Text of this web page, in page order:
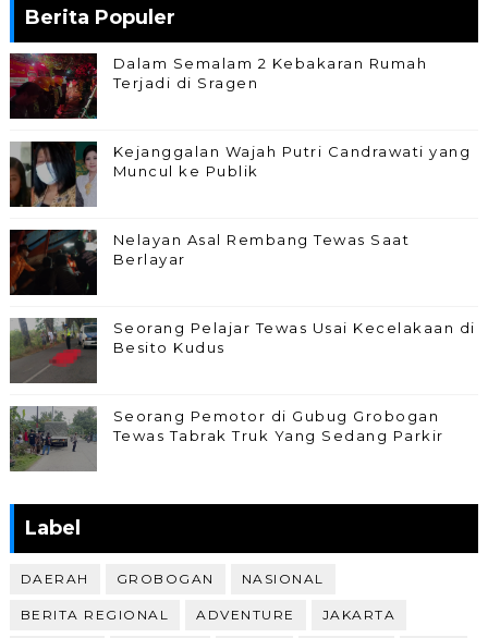
Berita Populer
Dalam Semalam 2 Kebakaran Rumah
Terjadi di Sragen
Kejanggalan Wajah Putri Candrawati yang
Muncul ke Publik
Nelayan Asal Rembang Tewas Saat
Berlayar
Seorang Pelajar Tewas Usai Kecelakaan di
Besito Kudus
Seorang Pemotor di Gubug Grobogan
Tewas Tabrak Truk Yang Sedang Parkir
Label
DAERAH GROBOGAN NASIONAL
BERITA REGIONAL ADVENTURE JAKARTA